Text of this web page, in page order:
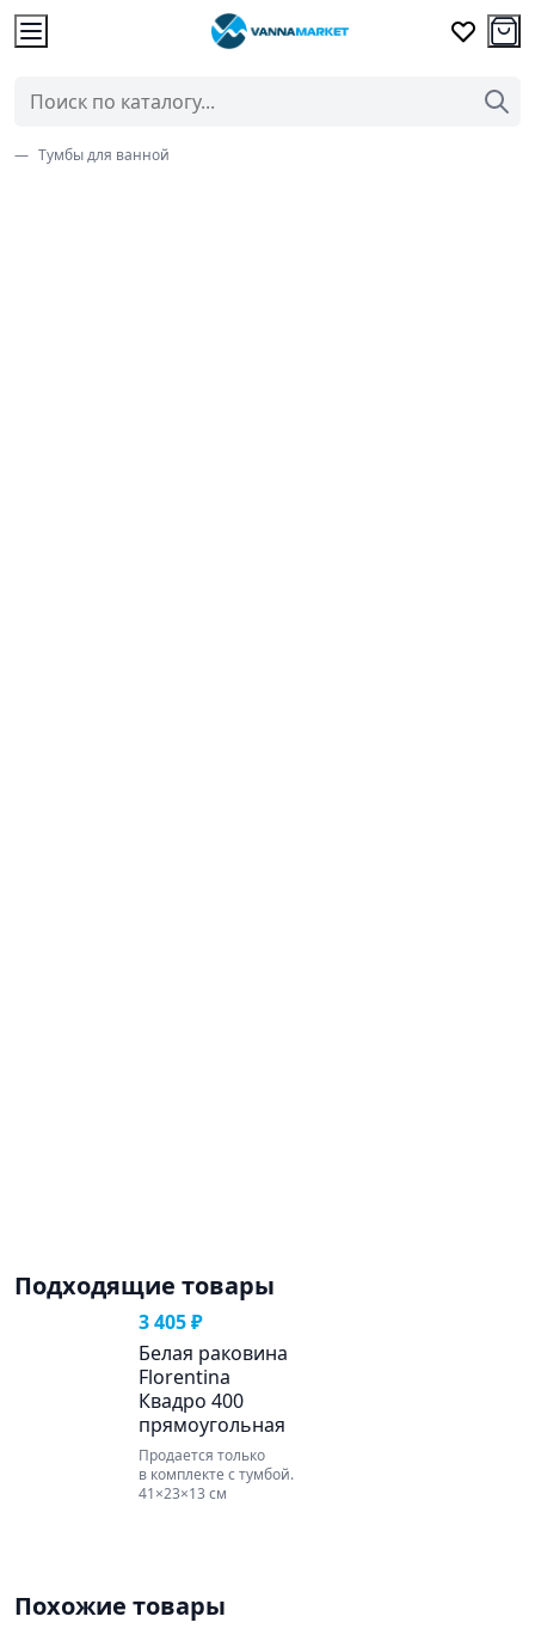
Тумбы для ванной
Подходящие товары
3 405 ₽
Белая раковина
Florentina
Квадро 400
прямоугольная
Продается только
в комплекте с тумбой.
41×23×13 см
Похожие товары